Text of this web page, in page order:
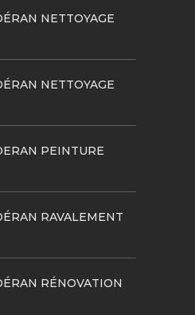
NETTOYAGE
NETTOYAGE
PEINTURE
RAVALEMENT
RÉNOVATION